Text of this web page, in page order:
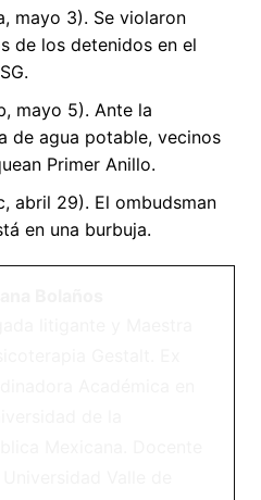
mayo 3). Se violaron
de los detenidos en el
mayo 5). Ante la
de agua potable, vecinos
Primer Anillo.
abril 29). El ombudsman
en una burbuja.